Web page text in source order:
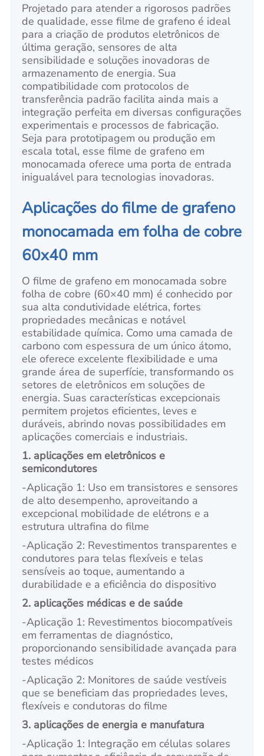
Projetado para atender a rigorosos padrões
de qualidade, esse filme de grafeno é ideal
para a criação de produtos eletrônicos de
última geração, sensores de alta
sensibilidade e soluções inovadoras de
armazenamento de energia. Sua
compatibilidade com protocolos de
transferência padrão facilita ainda mais a
integração perfeita em diversas configurações
experimentais e processos de fabricação.
Seja para prototipagem ou produção em
escala total, esse filme de grafeno em
monocamada oferece uma porta de entrada
inigualável para tecnologias inovadoras.
Aplicações do filme de grafeno
monocamada em folha de cobre
60x40 mm
O filme de grafeno em monocamada sobre
folha de cobre (60×40 mm) é conhecido por
sua alta condutividade elétrica, fortes
propriedades mecânicas e notável
estabilidade química. Como uma camada de
carbono com espessura de um único átomo,
ele oferece excelente flexibilidade e uma
grande área de superfície, transformando os
setores de eletrônicos em soluções de
energia. Suas características excepcionais
permitem projetos eficientes, leves e
duráveis, abrindo novas possibilidades em
aplicações comerciais e industriais.
1. aplicações em eletrônicos e
semicondutores
-Aplicação 1: Uso em transistores e sensores
de alto desempenho, aproveitando a
excepcional mobilidade de elétrons e a
estrutura ultrafina do filme
-Aplicação 2: Revestimentos transparentes e
condutores para telas flexíveis e telas
sensíveis ao toque, aumentando a
durabilidade e a eficiência do dispositivo
2. aplicações médicas e de saúde
-Aplicação 1: Revestimentos biocompatíveis
em ferramentas de diagnóstico,
proporcionando sensibilidade avançada para
testes médicos
-Aplicação 2: Monitores de saúde vestíveis
que se beneficiam das propriedades leves,
flexíveis e condutoras do filme
3. aplicações de energia e manufatura
-Aplicação 1: Integração em células solares